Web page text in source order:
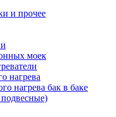
и прочее
моек
нагрева
нагрева бак в баке